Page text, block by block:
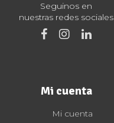
Seguinos en
nuestras redes sociales
Mi cuenta
Mi cuenta